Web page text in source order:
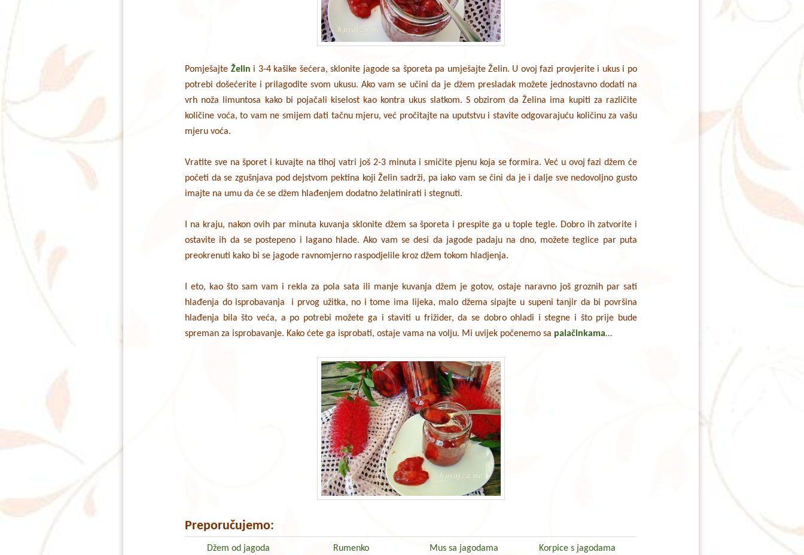
Pomješajte Želin i 3-4 kašike šećera, sklonite jagode sa šporeta pa umješajte Želin. U ovoj fazi provjerite i ukus i po
potrebi došećerite i prilagodite svom ukusu. Ako vam se učini da je džem presladak možete jednostavno dodati na
vrh noža limuntosa kako bi pojačali kiselost kao kontra ukus slatkom. S obzirom da Želina ima kupiti za različite
količine voća, to vam ne smijem dati tačnu mjeru, već pročitajte na uputstvu i stavite odgovarajuću količinu za vašu
mjeru voća.
Vratite sve na šporet i kuvajte na tihoj vatri još 2-3 minuta i smičite pjenu koja se formira. Već u ovoj fazi džem će
početi da se zgušnjava pod dejstvom pektina koji Želin sadrži, pa iako vam se čini da je i dalje sve nedovoljno gusto
imajte na umu da će se džem hlađenjem dodatno želatinirati i stegnuti.
I na kraju, nakon ovih par minuta kuvanja sklonite džem sa šporeta i prespite ga u tople tegle. Dobro ih zatvorite i
ostavite ih da se postepeno i lagano hlade. Ako vam se desi da jagode padaju na dno, možete teglice par puta
preokrenuti kako bi se jagode ravnomjerno raspodjelile kroz džem tokom hladjenja.
I eto, kao što sam vam i rekla za pola sata ili manje kuvanja džem je gotov, ostaje naravno još groznih par sati
hlađenja do isprobavanja i prvog užitka, no i tome ima lijeka, malo džema sipajte u supeni tanjir da bi površina
hlađenja bila što veća, a po potrebi možete ga i staviti u frižider, da se dobro ohladi i stegne i što prije bude
spreman za isprobavanje. Kako ćete ga isprobati, ostaje vama na volju. Mi uvijek počenemo sa palačinkama…
Preporučujemo:
Džem od jagoda Rumenko Mus sa jagodama Korpice s jagodama